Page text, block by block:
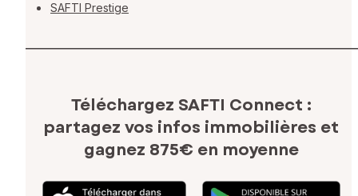
SAFTI Prestige
Téléchargez SAFTI Connect :
partagez vos infos immobilières et
gagnez 875€ en moyenne